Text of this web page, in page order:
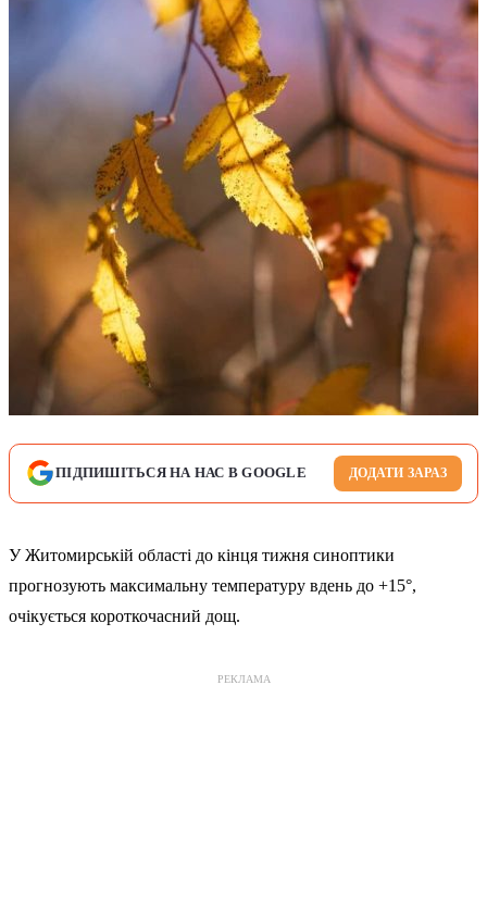
ПІДПИШІТЬСЯ НА НАС В GOOGLE ДОДАТИ ЗАРАЗ
У Житомирській області до кінця тижня синоптики
прогнозують максимальну температуру вдень до +15°,
очікується короткочасний дощ.
РЕКЛАМА